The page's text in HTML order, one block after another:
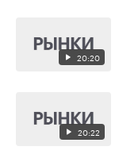
20:20
20:22